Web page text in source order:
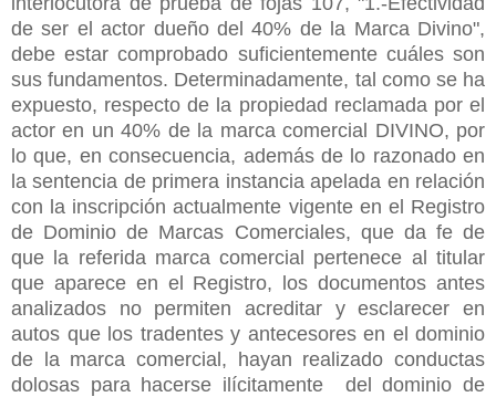
de ser el actor dueño del 40% de la Marca Divino",
debe estar comprobado suficientemente cuáles son
sus fundamentos. Determinadamente, tal como se ha
expuesto, respecto de la propiedad reclamada por el
actor en un 40% de la marca comercial DIVINO, por
lo que, en consecuencia, además de lo razonado en
la sentencia de primera instancia apelada en relación
con la inscripción actualmente vigente en el Registro
de Dominio de Marcas Comerciales, que da fe de
que la referida marca comercial pertenece al titular
que aparece en el Registro, los documentos antes
analizados no permiten acreditar y esclarecer en
autos que los tradentes y antecesores en el dominio
de la marca comercial, hayan realizado conductas
dolosas para hacerse ilícitamente del dominio de